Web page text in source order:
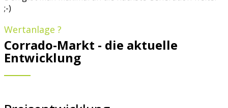
Wertanlage ?
Corrado-Markt - die aktuelle
Entwicklung